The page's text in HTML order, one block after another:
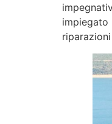
impiegato